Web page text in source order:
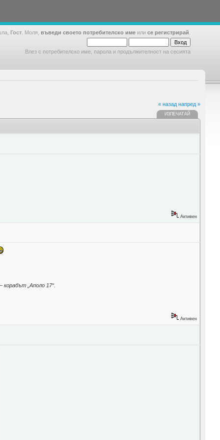
Гост . Моля, въведи своето потребителско име или се регистрирай
Влез с потребителско име, парола и продължителност на сесията
« назад напред »
ИЗПЕЧАТАЙ
Активен
– корабът „Аполо 17“.
Активен